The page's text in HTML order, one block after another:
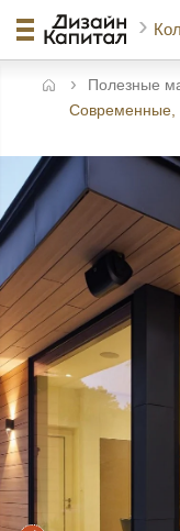
Полезные
Современные,